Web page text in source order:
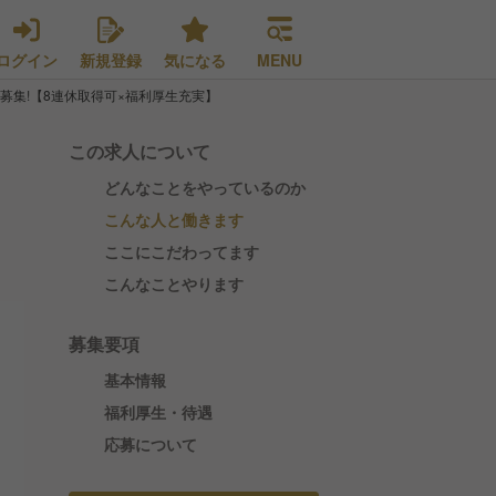
グイン 新規登録 気になる MENU
集!【8連休取得可×福利厚生充実】
この求人について
どんなことをやっているのか
こんな人と働きます
ここにこだわってます
こんなことやります
募集要項
基本情報
福利厚生・待遇
応募について